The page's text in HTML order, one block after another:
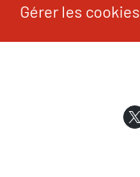
Gérer les cookies